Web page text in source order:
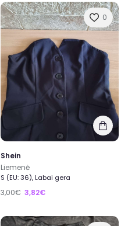
0
Shein
Liemenė
S (EU: 36), Labai gera
3,00€ 3,82€